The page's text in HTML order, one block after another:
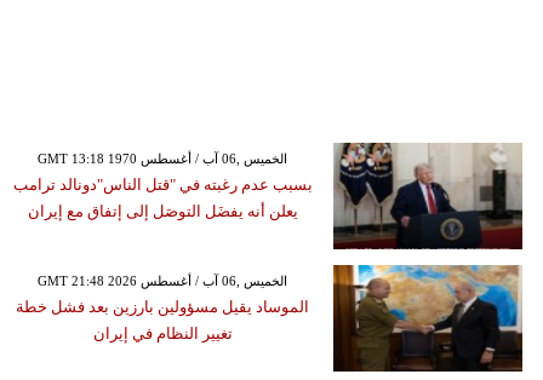
GMT 13:18 1970 الخميس ,06 آب / أغسطس
بسبب عدم رغبته في "قتل الناس"دونالد ترامب
يعلن أنه يفضَل التوصَل إلى إتفاق مع إيران
GMT 21:48 2026 الخميس ,06 آب / أغسطس
الموساد يقيل مسؤولين بارزين بعد فشل خطة
تغيير النظام في إيران